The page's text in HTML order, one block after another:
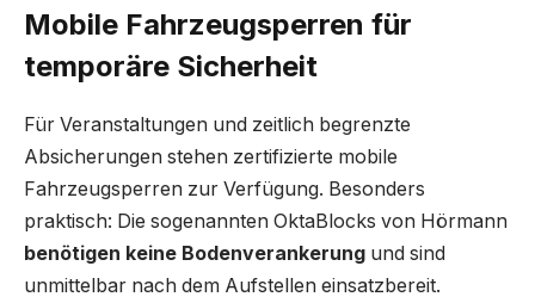
Mobile Fahrzeugsperren für
temporäre Sicherheit
Für Veranstaltungen und zeitlich begrenzte
Absicherungen stehen zertifizierte mobile
Fahrzeugsperren zur Verfügung. Besonders
praktisch: Die sogenannten OktaBlocks von Hörmann
benötigen keine Bodenverankerung und sind
unmittelbar nach dem Aufstellen einsatzbereit.